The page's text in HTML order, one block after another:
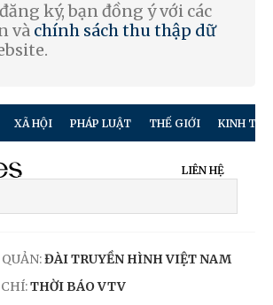
ký, bạn đồng ý với các
và chính sách thu thập dữ
XÃ HỘI PHÁP LUẬT THẾ GIỚI KINH TẾ
LIÊN HỆ
ĐÀI TRUYỀN HÌNH VIỆT NAM
THỜI BÁO VTV